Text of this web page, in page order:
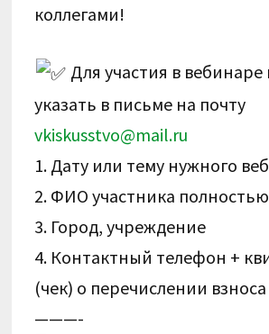
коллегами!
Для участия в
указать в письме на почту
vkiskusstvo@mail.ru
1. Дату или тему нужного
2. ФИО участника полностью
3. Город, учреждение
4. Контактный телефон +
(чек) о перечислении взноса
———-